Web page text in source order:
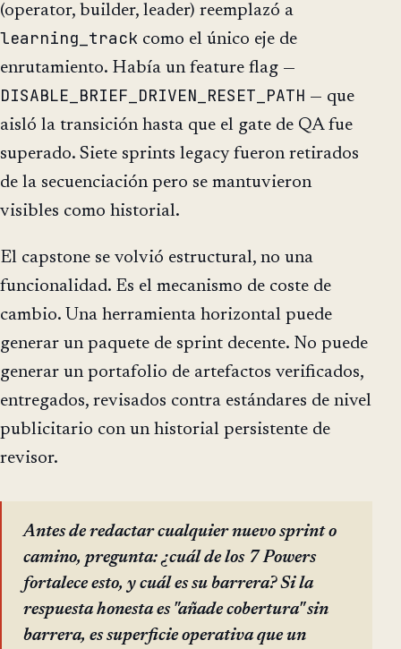
(operator, builder, leader) reemplazó a
learning_track como el único eje de
enrutamiento. Había un feature flag —
DISABLE_BRIEF_DRIVEN_RESET_PATH — que
aisló la transición hasta que el gate de QA fue
superado. Siete sprints legacy fueron retirados
de la secuenciación pero se mantuvieron
visibles como historial.
El capstone se volvió estructural, no una
funcionalidad. Es el mecanismo de coste de
cambio. Una herramienta horizontal puede
generar un paquete de sprint decente. No puede
generar un portafolio de artefactos verificados,
entregados, revisados contra estándares de nivel
publicitario con un historial persistente de
revisor.
Antes de redactar cualquier nuevo sprint o
camino, pregunta: ¿cuál de los 7 Powers
fortalece esto, y cuál es su barrera? Si la
respuesta honesta es "añade cobertura" sin
barrera, es superficie operativa que un